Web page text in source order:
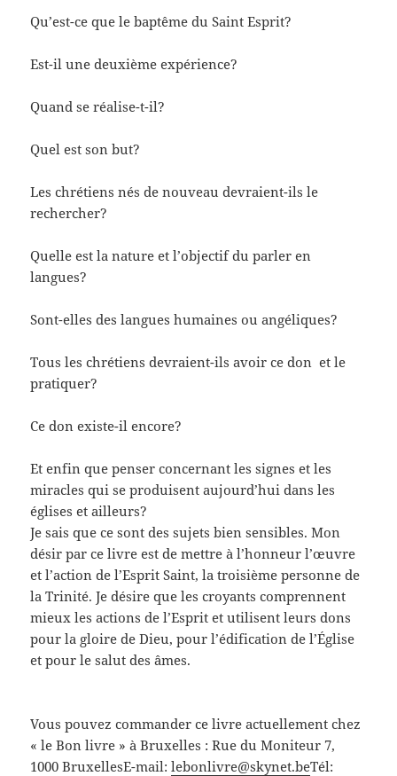
Qu’est-ce que le baptême du Saint Esprit?
Est-il une deuxième expérience?
Quand se réalise-t-il?
Quel est son but?
Les chrétiens nés de nouveau devraient-ils le
rechercher?
Quelle est la nature et l’objectif du parler en
langues?
Sont-elles des langues humaines ou angéliques?
Tous les chrétiens devraient-ils avoir ce don et le
pratiquer?
Ce don existe-il encore?
Et enfin que penser concernant les signes et les
miracles qui se produisent aujourd’hui dans les
églises et ailleurs?
Je sais que ce sont des sujets bien sensibles. Mon
désir par ce livre est de mettre à l’honneur l’œuvre
et l’action de l’Esprit Saint, la troisième personne de
la Trinité. Je désire que les croyants comprennent
mieux les actions de l’Esprit et utilisent leurs dons
pour la gloire de Dieu, pour l’édification de l’Église
et pour le salut des âmes.
Vous pouvez commander ce livre actuellement chez
« le Bon livre » à Bruxelles : Rue du Moniteur 7,
1000 BruxellesE-mail:lebonlivre@skynet.beTél: